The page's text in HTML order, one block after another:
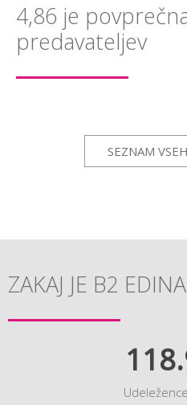
4,86 je
predavateljev
SEZNAM
ZAKAJ JE B2